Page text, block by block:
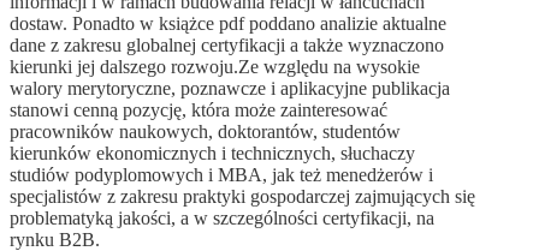
dostaw. Ponadto w książce pdf poddano analizie aktualne
dane z zakresu globalnej certyfikacji a także wyznaczono
kierunki jej dalszego rozwoju.Ze względu na wysokie
walory merytoryczne, poznawcze i aplikacyjne publikacja
stanowi cenną pozycję, która może zainteresować
pracowników naukowych, doktorantów, studentów
kierunków ekonomicznych i technicznych, słuchaczy
studiów podyplomowych i MBA, jak też menedżerów i
specjalistów z zakresu praktyki gospodarczej zajmujących się
problematyką jakości, a w szczególności certyfikacji, na
rynku B2B.